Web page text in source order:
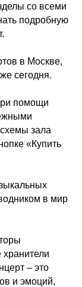
со всеми
подробную
в Москве,
сегодня.
помощи
зала
«Купить
в мир
– это
и эмоций,